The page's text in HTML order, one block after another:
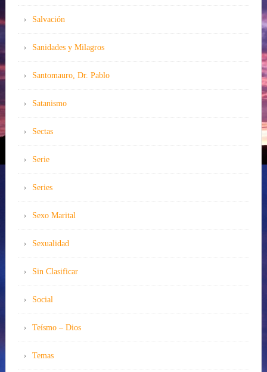
Salvación
Sanidades y Milagros
Santomauro, Dr. Pablo
Satanismo
Sectas
Serie
Series
Sexo Marital
Sexualidad
Sin Clasificar
Social
Teísmo – Dios
Temas